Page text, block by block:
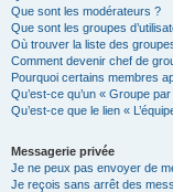
Que sont les modérateurs ?
Que sont les groupes
Où trouver la liste des
Comment devenir chef de
Pourquoi certains membres
Qu’est-ce qu’un « Groupe
Qu’est-ce que le lien «
Messagerie privée
Je ne peux pas envoyer de
Je reçois sans arrêt des